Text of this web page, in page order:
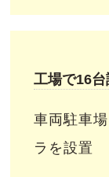
工場で16台
車両駐車
ラを設置